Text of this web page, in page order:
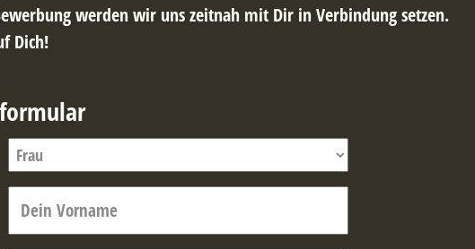
werden wir uns zeitnah mit Dir in Verbindung setzen.
Dich!